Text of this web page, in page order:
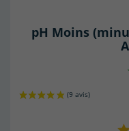
pH Moins